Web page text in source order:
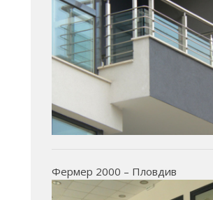
Фермер 2000 – Пловдив